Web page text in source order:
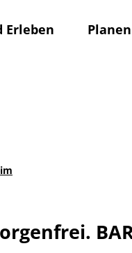
Erleben